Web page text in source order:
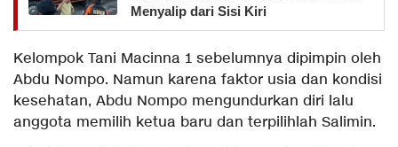
Menyalip dari Sisi Kiri
Kelompok Tani Macinna 1 sebelumnya dipimpin oleh
Abdu Nompo. Namun karena faktor usia dan kondisi
kesehatan, Abdu Nompo mengundurkan diri lalu
anggota memilih ketua baru dan terpilihlah Salimin.